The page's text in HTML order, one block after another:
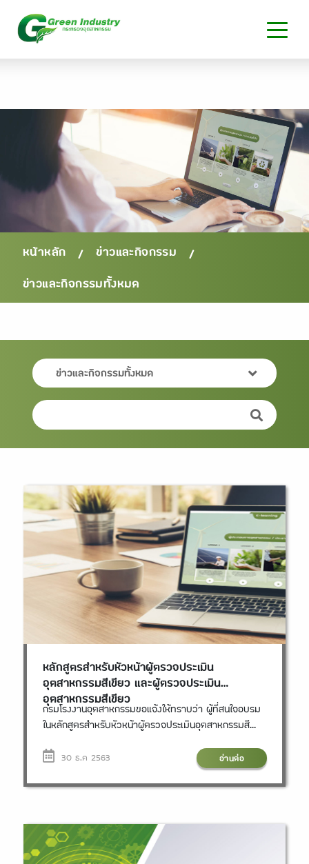
หน้าหลัก / ข่าวและกิจกรรม
/
ข่าวและกิจกรรมทั้งหมด
ข่าวและกิจกรรมทั้งหมด
หลักสูตรสำหรับหัวหน้าผู้ตรวจประเมิน
อุตสาหกรรมสีเขียว และผู้ตรวจประเมิน
อุตสาหกรรมสีเขียว
กรมโรงงานอุตสาหกรรมขอแจ้งให้ทราบว่า ผู้ที่สนใจอบรม
ในหลักสูตรสำหรับหัวหน้าผู้ตรวจประเมินอุตสาหกรรมสี
ระหว่างการพัฒนาและปรับปรุงหลักสูตร หากสามารถอบรม
ผ่านระบบ e-Learning ได้แล้วนั้น กรมโรงงาน
อุตสาหกรรมจะแจ้งให้ทราบต่อไป สอบถามรายละเอียดเพิ่ม
4173 หรือที่เว็บไซด์ http://greenindustry.diw.go.th
30 ธ.ค 2563 อ่านต่อ